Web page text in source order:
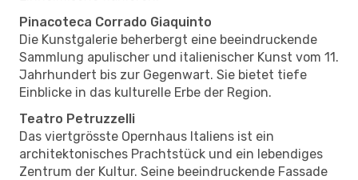
Pinacoteca Corrado Giaquinto
Die Kunstgalerie beherbergt eine beeindruckende
Sammlung apulischer und italienischer Kunst vom 11.
Jahrhundert bis zur Gegenwart. Sie bietet tiefe
Einblicke in das kulturelle Erbe der Region.
Teatro Petruzzelli
Das viertgrösste Opernhaus Italiens ist ein
architektonisches Prachtstück und ein lebendiges
Zentrum der Kultur. Seine beeindruckende Fassade